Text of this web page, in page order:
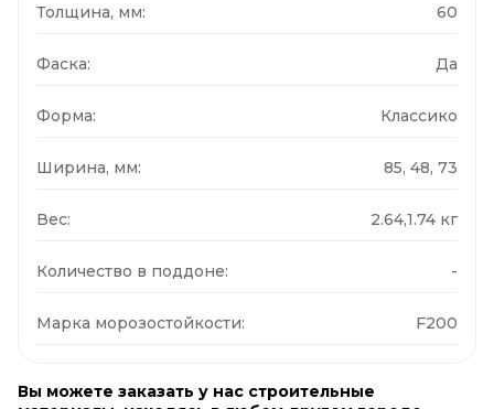
Толщина, мм: 60
Фаска: Да
Форма: Классико
Ширина, мм: 85, 48, 73
Вес: 2.64,1.74 кг
Количество в поддоне: -
Марка морозостойкости: F200
Вы можете заказать у нас строительные